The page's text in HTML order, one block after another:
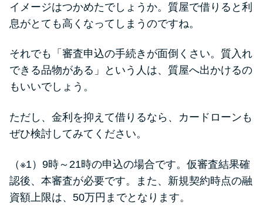
今月の家賃払えない…2ヵ月目に
処法3つ
家賃払えないが強制退去は避け
法2選
に悩む人へ街金をおすすめしな
い理由
イメージはつかめたでしょうか。質屋で借りると利
息がとても高くなってしまうのですね。
それでも「審査申込の手続きが面倒くさい。質入れ
できる品物がある」という人は、質屋へ出かけるの
もいいでしょう。
ただし、金利を抑えて借りるなら、カードローンも
ぜひ検討してみてください。
（※1）9時～21時の申込の場合です。仮審査結果確
認後、本審査が必要です。また、新規契約時点の融
資額上限は、50万円までとなります。